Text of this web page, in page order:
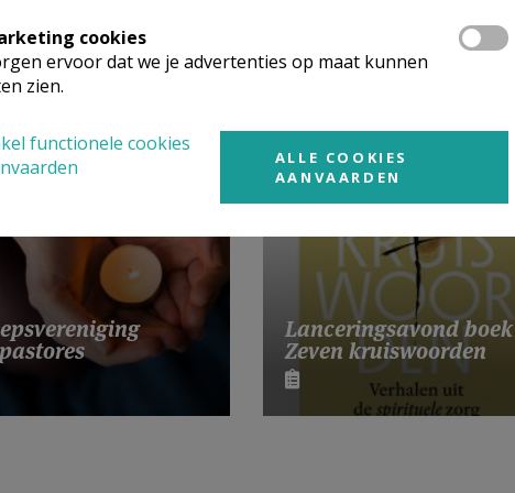
Lanceringsavond boek
Zeven kruiswoorden
cookies
ervoor dat we je advertenties op maat kunnen
zien.
functionele cookies
ALLE COOKIES
AANVAARDEN